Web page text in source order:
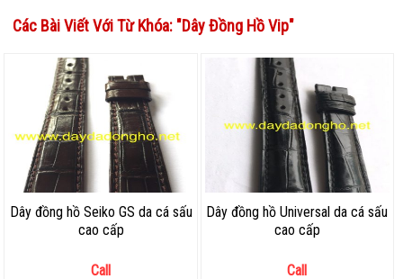
Các Bài Viết Với Từ Khóa: "Dây Đồng Hồ Vip"
Dây đồng hồ Seiko GS da cá sấu
cao cấp
Call
Dây đồng hồ Universal da cá sấu
cao cấp
Call